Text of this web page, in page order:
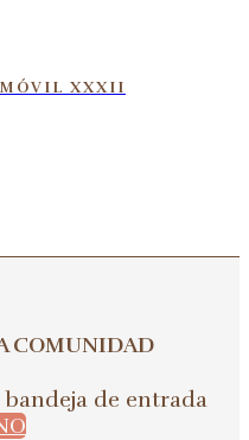
XXXII
COMUNIDAD
de entrada